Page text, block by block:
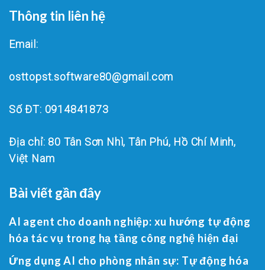
Thông tin liên hệ
Email:
osttopst.software80@gmail.com
Số ĐT: 0914841873
Địa chỉ: 80 Tân Sơn Nhì, Tân Phú, Hồ Chí Minh,
Việt Nam
Bài viết gần đây
AI agent cho doanh nghiệp: xu hướng tự động
hóa tác vụ trong hạ tầng công nghệ hiện đại
Ứng dụng AI cho phòng nhân sự: Tự động hóa